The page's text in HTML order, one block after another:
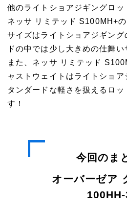
他のライトショアジギングロッ
ネッサ リミテッド S100MH+
サイズはライトショアジギング
ドの中では少し大きめの仕舞い
また、ネッサ リミテッド
ャストウェイトはライトショ
タンダードな軽さを扱えるロ
す！
今回のま
オーバーゼア
100HH-